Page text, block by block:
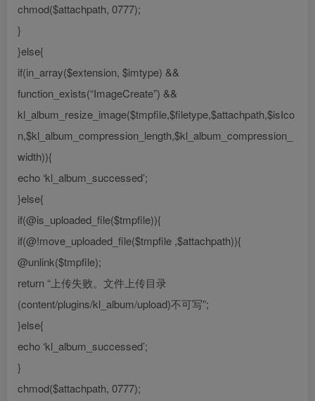
chmod($attachpath, 0777);
}
}else{
if(in_array($extension, $imtype) &&
function_exists(“ImageCreate”) &&
kl_album_resize_image($tmpfile,$filetype,$attachpath,$isIco
n,$kl_album_compression_length,$kl_album_compression_
width)){
echo ‘kl_album_successed’;
}else{
if(@is_uploaded_file($tmpfile)){
if(@!move_uploaded_file($tmpfile ,$attachpath)){
@unlink($tmpfile);
return “上传失败。文件上传目录
(content/plugins/kl_album/upload)不可写”;
}else{
echo ‘kl_album_successed’;
}
chmod($attachpath, 0777);